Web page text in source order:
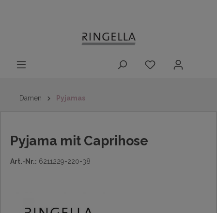
Damen Pyjamas
Pyjama mit Caprihose
Art.-Nr.: 6211229-220-38